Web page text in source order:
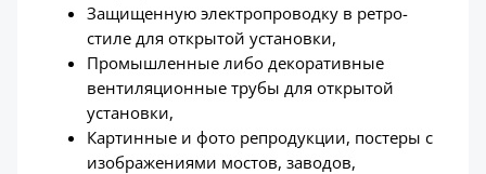
Защищенную электропроводку в ретро-
стиле для открытой установки,
Промышленные либо декоративные
вентиляционные трубы для открытой
установки,
Картинные и фото репродукции, постеры с
изображениями мостов, заводов,